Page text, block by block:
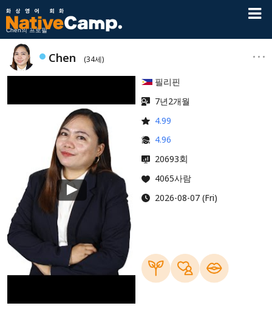
Chen의 프로필
Chen (34세)
필리핀
7년2개월
4.99
4.96
20693회
4065사람
2026-08-07 (Fri)